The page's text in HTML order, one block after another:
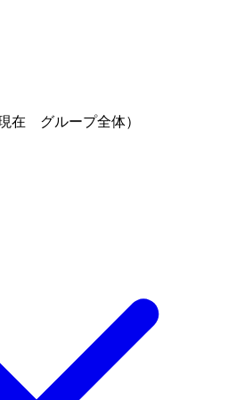
在 グループ全体）